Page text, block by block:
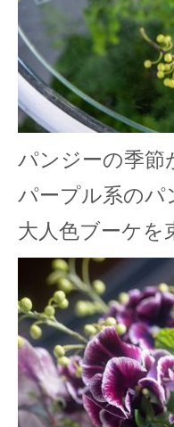
パンジーの季節
パープル系のパ
大人色ブーケを